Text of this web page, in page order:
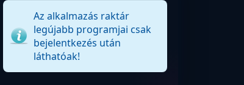
Az alkalmazás raktár
legújabb programjai csak
bejelentkezés után
láthatóak!